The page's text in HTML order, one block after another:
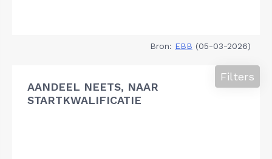
Bron: EBB (05-03-2026)
AANDEEL NEETS, NAAR
STARTKWALIFICATIE
Filters